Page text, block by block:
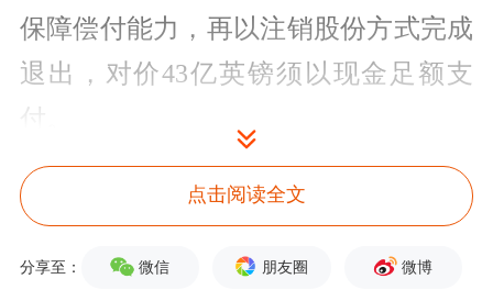
保障偿付能力，再以注销股份方式完成
退出，对价43亿英镑须以现金足额支
付。
长和方面表示，此次股权注销在会计上
视同出售，完成后持股归零、丧失重大
影响，按权益法终止确认，预计实现处
点击阅读全文
分享至： 微信 朋友圈 微博